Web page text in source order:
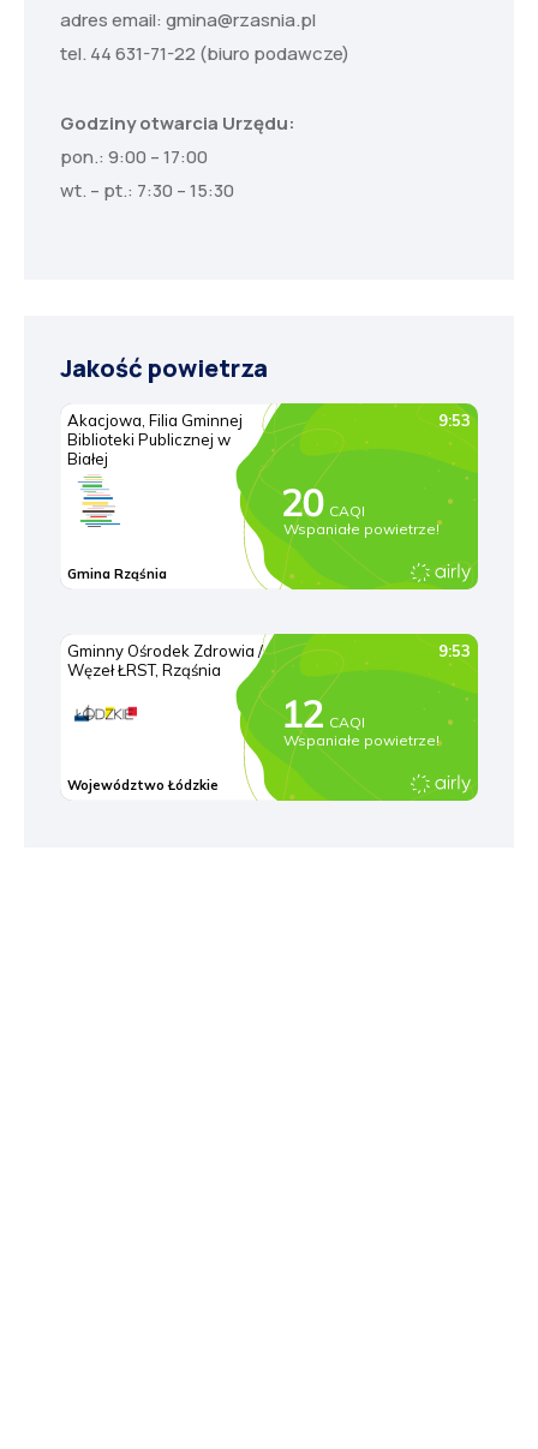
adres email: gmina@rzasnia.pl
tel. 44 631-71-22 (biuro podawcze)
Godziny otwarcia Urzędu:
pon.: 9:00 – 17:00
wt. – pt.: 7:30 – 15:30
Jakość powietrza